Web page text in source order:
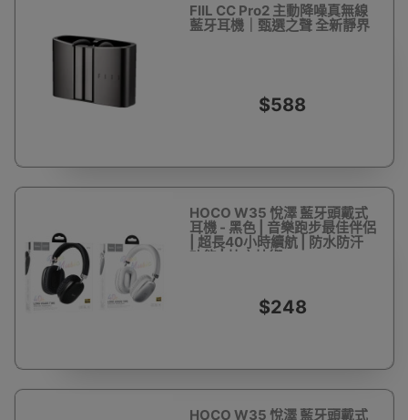
FIIL CC Pro2 主動降噪真無線
藍牙耳機｜甄選之聲 全新靜界
$588
HOCO W35 悅澤 藍牙頭戴式
耳機 - 黑色 | 音樂跑步最佳伴侶
| 超長40小時續航 | 防水防汗
功能 | 快充技術
$248
HOCO W35 悅澤 藍牙頭戴式